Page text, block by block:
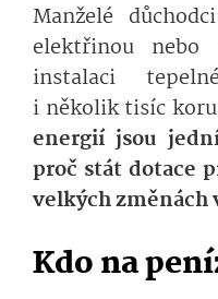
Manželé
elektřinou
instalaci
i několik tisíc
energií jsou
proč stát dotace
velkých změnách
Kdo na